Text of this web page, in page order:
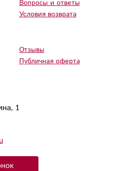
1
Вопросы и ответы
Условия возврата
Отзывы
Публичная оферта